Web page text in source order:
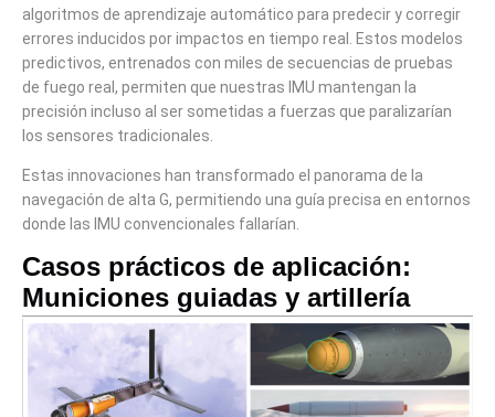
algoritmos de aprendizaje automático para predecir y corregir
errores inducidos por impactos en tiempo real. Estos modelos
predictivos, entrenados con miles de secuencias de pruebas
de fuego real, permiten que nuestras IMU mantengan la
precisión incluso al ser sometidas a fuerzas que paralizarían
los sensores tradicionales.
Estas innovaciones han transformado el panorama de la
navegación de alta G, permitiendo una guía precisa en entornos
donde las IMU convencionales fallarían.
Casos prácticos de aplicación:
Municiones guiadas y artillería